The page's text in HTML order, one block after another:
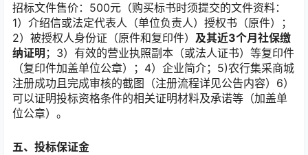
招标文件售价：500元（购买标书时须提交的文件资料：
1）介绍信或法定代表人（单位负责人）授权书（原件）；
2）被授权人身份证（原件和复印件） 及其近3个月社保缴
纳证明 ；3）有效的营业执照副本（或法人证书）等复印件
（复印件加盖单位公章）；4）企业简介；5)农行集采商城
注册成功且完成审核的截图（注册流程详见公告内容）6）
可以证明投标资格条件的相关证明材料及承诺等（加盖单
位公章）。
五、投标保证金